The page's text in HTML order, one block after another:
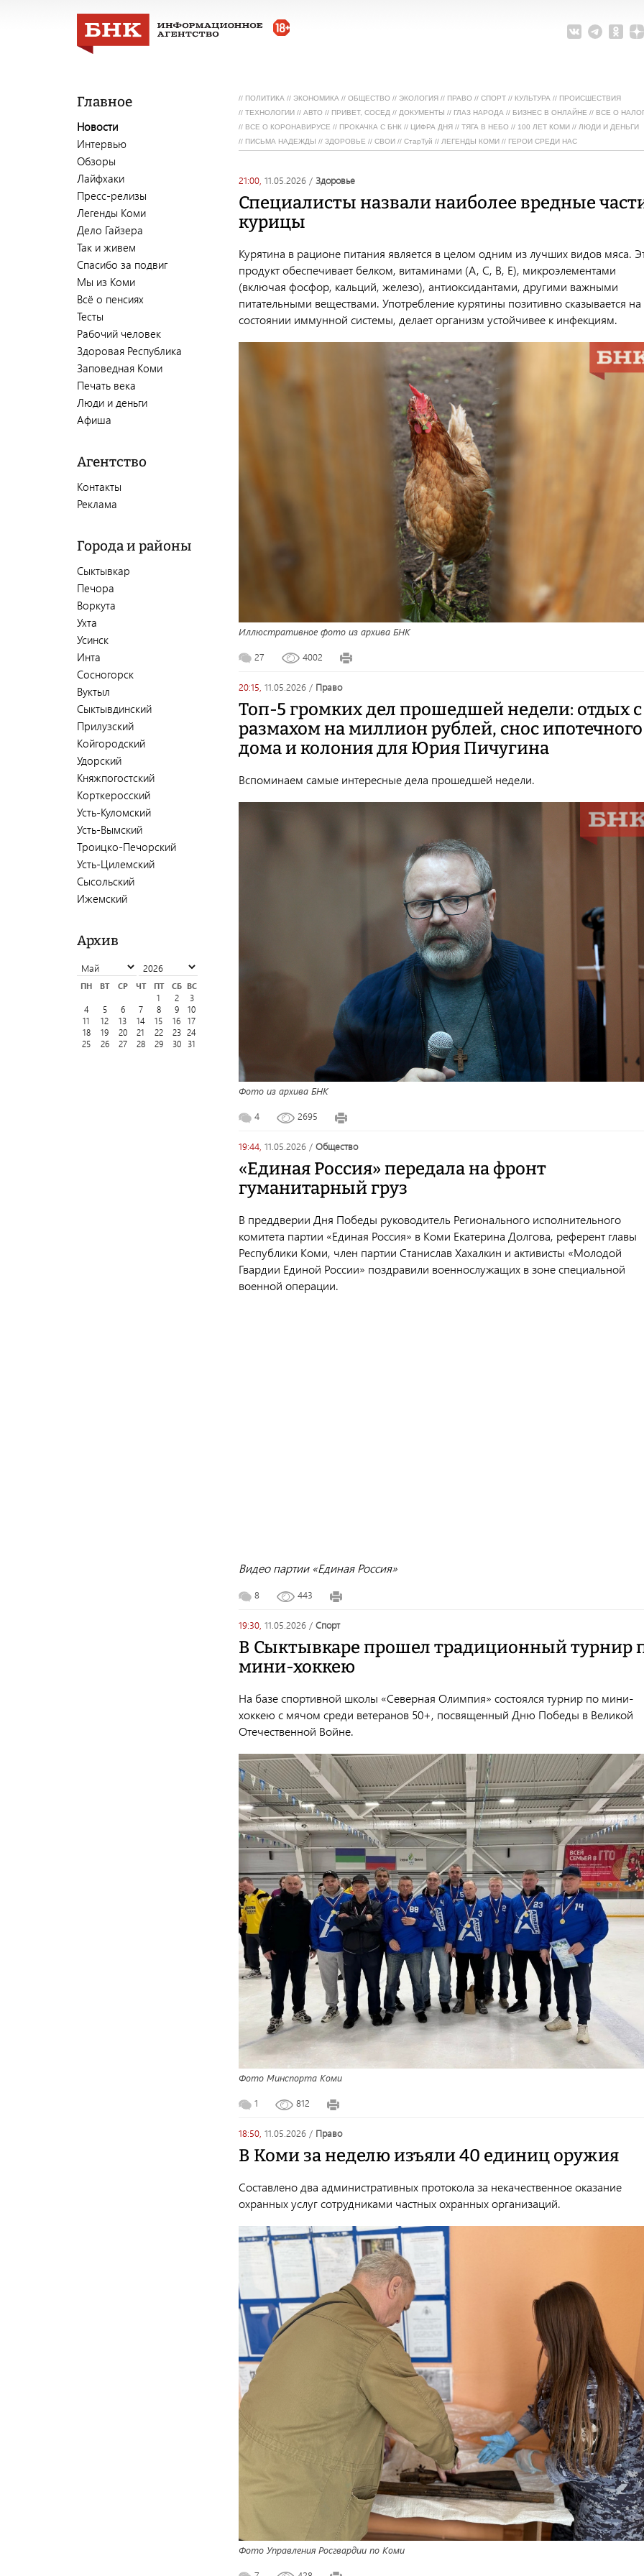
Главное
Новости
Интервью
Обзоры
Лайфхаки
Пресс-релизы
Легенды Коми
Дело Гайзера
Так и живем
Спасибо за подвиг
Мы из Коми
Всё о пенсиях
Тесты
Рабочий человек
Здоровая Республика
Заповедная Коми
Печать века
Люди и деньги
Афиша
Агентство
Контакты
Реклама
Города и районы
Сыктывкар
Печора
Воркута
Ухта
Усинск
Инта
Сосногорск
Вуктыл
Сыктывдинский
Прилузский
Койгородский
Удорский
Княжпогостский
Корткеросский
Усть-Куломский
Усть-Вымский
Троицко-Печорский
Усть-Цилемский
Сысольский
Ижемский
Архив
ПН ВТ СР ЧТ ПТ СБ ВС
1
2
3
4
5 6 7 8 9
10
11
12 13 14 15 16
17
18
19 20 21 22 23 24
25
26 27 28 29 30 31
// ПОЛИТИКА // ЭКОНОМИКА // ОБЩЕСТВО // ЭКОЛОГИЯ // ПРАВО // СПОРТ // КУЛЬТУРА // ПРОИСШЕСТВИЯ
// ТЕХНОЛОГИИ // АВТО // ПРИВЕТ, СОСЕД // ДОКУМЕНТЫ // ГЛАЗ НАРОДА // БИЗНЕС В ОНЛАЙНЕ // ВСЕ О
// ВСЕ О КОРОНАВИРУСЕ // ПРОКАЧКА С БНК // ЦИФРА ДНЯ // ТЯГА В НЕБО // 100 ЛЕТ КОМИ // ЛЮДИ И ДЕНЬГИ
// ПИСЬМА НАДЕЖДЫ // ЗДОРОВЬЕ // СВОИ // СтарТуй // ЛЕГЕНДЫ КОМИ // ГЕРОИ СРЕДИ НАС
21:00, 11.05.2026 / здоровье
Специалисты назвали наиболее вредные
курицы
Курятина в рационе питания является в целом одним из лучших видов мяса.
продукт обеспечивает белком, витаминами (А, С, В, Е), микроэлементами
(включая фосфор, кальций, железо), антиоксидантами, другими важными
питательными веществами. Употребление курятины позитивно сказывается на
состоянии иммунной системы, делает организм устойчивее к инфекциям.
Иллюстративное фото из архива БНК
27 4002
20:15, 11.05.2026 / право
Топ-5 громких дел прошедшей недели: отдых с
размахом на миллион рублей, снос ипотечного
дома и колония для Юрия Пичугина
Вспоминаем самые интересные дела прошедшей недели.
Фото из архива БНК
4 2695
19:44, 11.05.2026 / общество
«Единая Россия» передала на фронт
гуманитарный груз
В преддверии Дня Победы руководитель Регионального исполнительного
комитета партии «Единая Россия» в Коми Екатерина Долгова, референт главы
Республики Коми, член партии Станислав Хахалкин и активисты «Молодой
Гвардии Единой России» поздравили военнослужащих в зоне специальной
военной операции.
Видео партии «Единая Россия»
8 443
19:30, 11.05.2026 / спорт
В Сыктывкаре прошел традиционный турнир
мини-хоккею
На базе спортивной школы «Северная Олимпия» состоялся турнир по мини-
хоккею с мячом среди ветеранов 50+, посвященный Дню Победы в Великой
Отечественной Войне.
Фото Минспорта Коми
1 812
18:50, 11.05.2026 / право
В Коми за неделю изъяли 40 единиц оружия
Составлено два административных протокола за некачественное оказание
охранных услуг сотрудниками частных охранных организаций.
Фото Управления Росгвардии по Коми